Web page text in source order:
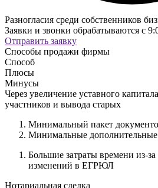
Разногласия среди собственников
Заявки и звонки обрабатываются с
Отправить заявку
Способы продажи фирмы
Способ
Плюсы
Минусы
Через увеличение уставного
участников и вывода старых
Минимальный пакет
Минимальные дополнительные
Большие затраты времени из-
изменений в ЕГРЮЛ
Нотариальная сделка